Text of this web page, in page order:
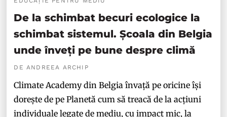
De la schimbat becuri ecologice la
schimbat sistemul. Școala din Belgia
unde înveți pe bune despre climă
DE ANDREEA ARCHIP
Climate Academy din Belgia învață pe oricine își
dorește de pe Planetă cum să treacă de la acțiuni
individuale legate de mediu, cu impact mic, la